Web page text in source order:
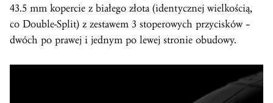
43.5 mm kopercie z białego złota (identycznej wielkością,
co Double-Split) z zestawem 3 stoperowych przycisków –
dwóch po prawej i jednym po lewej stronie obudowy.